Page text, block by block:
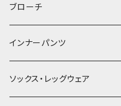
ヘアゴム
簪
ブローチ
インナーパンツ
ソックス・レッグウェア